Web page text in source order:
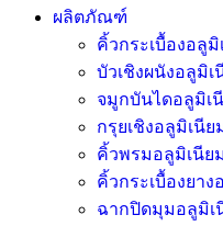
ผลิตภัณฑ์
คิ้วกระเบื้องอลูมิ
บัวเชิงผนังอลูมิเ
จมูกบันไดอลูมิเ
กรุยเชิงอลูมิเนีย
คิ้วพรมอลูมิเนียม
คิ้วกระเบื้องยาง
ฉากปิดมุมอลูมิเ